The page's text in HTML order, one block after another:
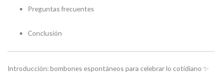
Preguntas frecuentes
Conclusión
Introducción: bombones espontáneos para celebrar lo cotidiano ✨